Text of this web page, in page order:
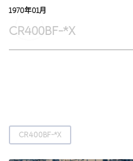
1970年01月
CR400BF-*X
CR400BF-*X